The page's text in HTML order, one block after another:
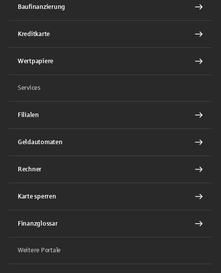
Baufinanzierung
Kreditkarte
Wertpapiere
Services
Filialen
Geldautomaten
Rechner
Karte sperren
Finanzglossar
Weitere Portale